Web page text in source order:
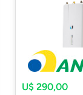
U$ 290,00